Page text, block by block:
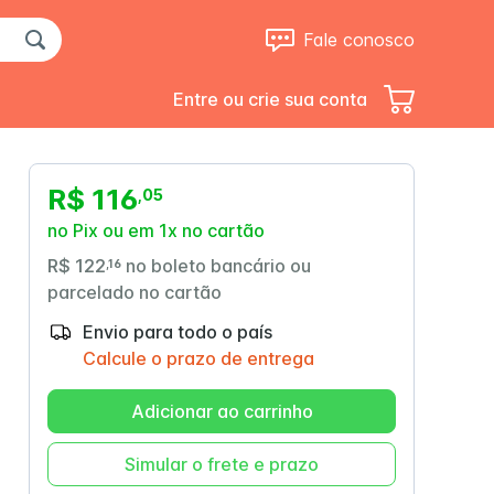
Fale conosco
Clear Trophic 1.5
Entre ou crie sua conta
R$ 116 05
no Pix ou em 1x no cartão
R$ 122 16 no boleto bancário ou
parcelado no cartão
Envio para todo o país
Calcule o prazo de entrega
Adicionar ao carrinho
Simular o frete e prazo